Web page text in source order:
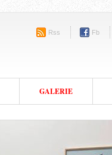
Rss Fb
GALERIE